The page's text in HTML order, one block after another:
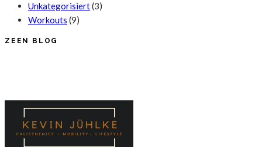
Unkategorisiert(3)
Workouts (9)
ZEEN BLOG